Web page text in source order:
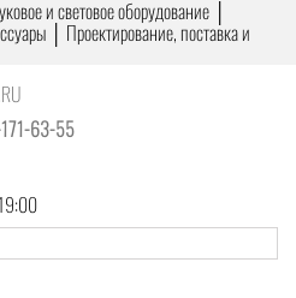
и световое оборудование │
│ Проектирование, поставка и
63-55